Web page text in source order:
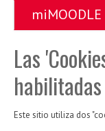
miMOODLE
Las
Este sitio utiliza dos